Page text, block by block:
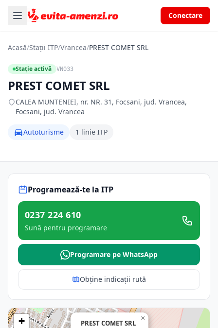
Conectare
Acasă/Stații ITP/Vrancea/PREST COMET SRL
Stație activă VN033
PREST COMET SRL
CALEA MUNTENIEI, nr. NR. 31, Focsani, jud. Vrancea,
Focsani, jud. Vrancea
Autoturisme 1 linie ITP
Programează-te la ITP
0237 224 610
Sună pentru programare
Programare pe WhatsApp
Obține indicații rută
PREST COMET SRL
×
+